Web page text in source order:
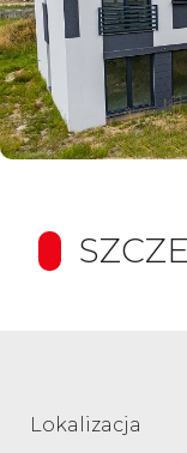
Lokalizacja